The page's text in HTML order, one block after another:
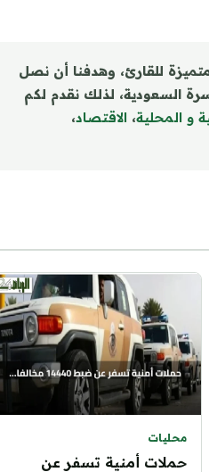
للقارئ، وهدفنا أن نصل
السعودية، لذلك نقدم لكم
و المحلية، الاقتصاد،
محليات
حملات أمنية تسفر عن